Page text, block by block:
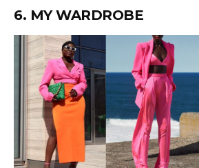
6. MY WARDROBE